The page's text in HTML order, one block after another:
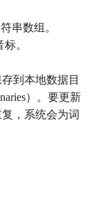
串数组。
。
到本地数据目
）。要更新
，系统会为词